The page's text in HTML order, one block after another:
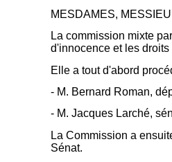
MESDAMES,
La commission mixte
d'innocence et les
Elle a tout d'abord
- M. Bernard Roman,
- M. Jacques Larché,
La Commission a
Sénat.